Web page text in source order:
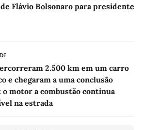
Flávio Bolsonaro para presidente
2.500 km em um carro
e chegaram a uma conclusão
motor a combustão continua
na estrada